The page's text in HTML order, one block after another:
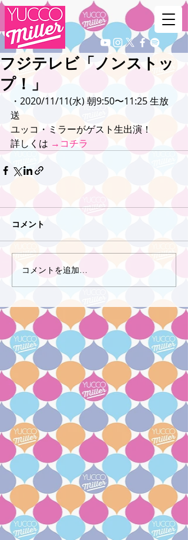
フジテレビ「ノンストッ
プ！」
・2020/11/11(水) 朝9:50〜11:25 生放
送
ユッコ・ミラーがゲスト生出演！
詳しくは →コチラ
コメント
コメントを追加…